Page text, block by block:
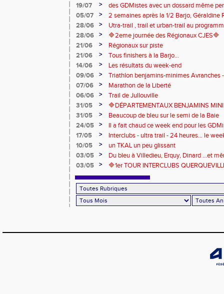
19/07
>
des GDMistes avec un dossard même
05/07
>
2 semaines après la 1/2 Barjo, Géraldine
marche du podium du Trail de l'Ange
28/06 >
Utra-trail , trail et urban-trail au
28/06
>
🔷️2eme journée des Régionaux CJES🔷️
21/06
>
Régionaux sur piste
21/06
>
Tous finishers à la Barjo...
14/06
>
Les résultats du week-end
09/06
>
Triathlon benjamins-minimes Avranches
07/06
>
Marathon de la Liberté
06/06
>
Trail de Jullouville
31/05
>
🔷DÉPARTEMENTAUX BENJAMINS
31/05
>
Beaucoup de bleu sur le semi de la Baie
24/05
>
Il a fait chaud ce week end pour les
de compétitions
17/05 >
Interclubs - ultra trail - 24 heures... le
riche en émotions
10/05 >
un TKAL un peu glissant
03/05
>
Du bleu à Villedieu, Erquy, Dinard ...et
03/05
> 🔷️1er TOUR INTERCLUBS